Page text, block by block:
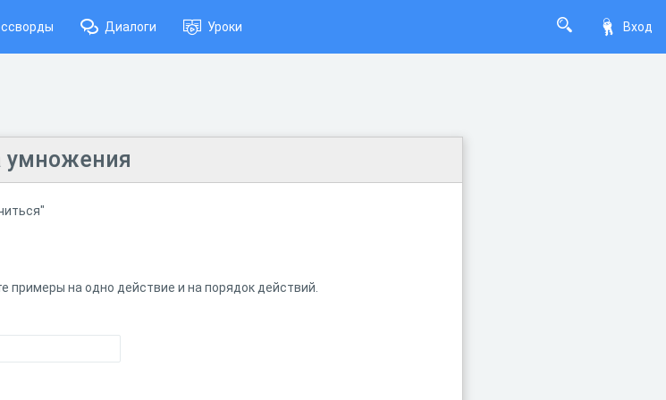
Вход
Диалоги Уроки
умножения
примеры на одно действие и на порядок действий.